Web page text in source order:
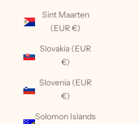
Sint Maarten
(EUR €)
Slovakia (EUR
€)
Slovenia (EUR
€)
Solomon Islands